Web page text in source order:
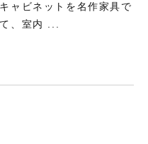
ャビネットを名作家具で
、室内 ...